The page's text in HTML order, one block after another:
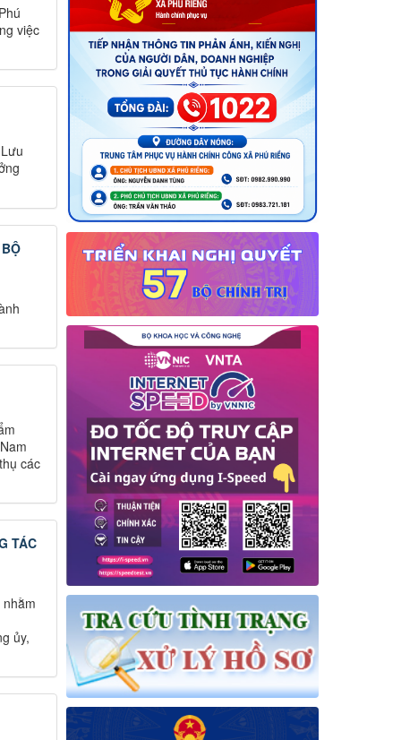
việc
các
TÁC
ủy,